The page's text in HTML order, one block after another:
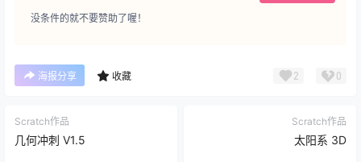
没条件的就不要赞助了喔！
海报分享 收藏 2 0
Scratch作品
几何冲刺 V1.5
Scratch作品
太阳系 3D